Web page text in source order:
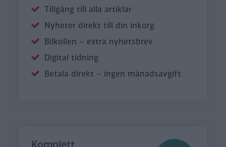
Tillgång till alla artiklar
Nyheter direkt till din inkorg
Bilkollen – extra nyhetsbrev
Digital tidning
Betala direkt – ingen månadsavgift